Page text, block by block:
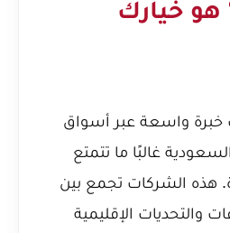
هو خيارك
خبرة واسعة عبر أسواق
غالبًا ما تتمتع
هذه الشركات تجمع بين
والتحديات الإقليمية